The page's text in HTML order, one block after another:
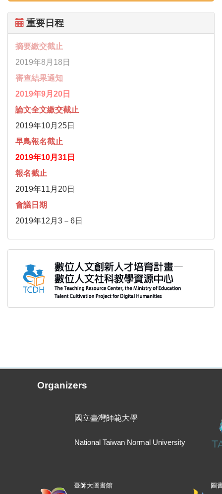
重要日程
摘要繳交截止
2019年8月18日
審查結果通知
2019年9月20日
論文全文繳交截止
2019年10月25日
早鳥報名截止
2019年10月31日
報名截止
2019年11月20日
會議日期
2019年12月3－6日
Organizers
國立臺灣師範大學
National Taiwan Normal University
臺師大圖書館 圖